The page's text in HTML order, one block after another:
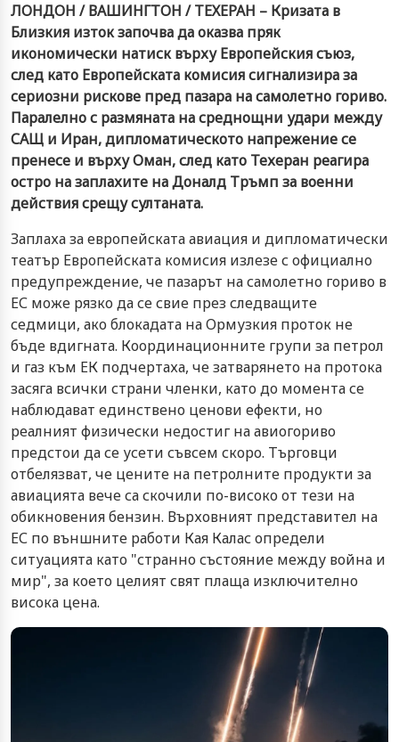
ЛОНДОН / ВАШИНГТОН / ТЕХЕРАН – Кризата в
Близкия изток започва да оказва пряк
икономически натиск върху Европейския съюз,
след като Европейската комисия сигнализира за
сериозни рискове пред пазара на самолетно гориво.
Паралелно с размяната на среднощни удари между
САЩ и Иран, дипломатическото напрежение се
пренесе и върху Оман, след като Техеран реагира
остро на заплахите на Доналд Тръмп за военни
действия срещу султаната.
Заплаха за европейската авиация и дипломатически
театър Европейската комисия излезе с официално
предупреждение, че пазарът на самолетно гориво в
ЕС може рязко да се свие през следващите
седмици, ако блокадата на Ормузкия проток не
бъде вдигната. Координационните групи за петрол
и газ към ЕК подчертаха, че затварянето на протока
засяга всички страни членки, като до момента се
наблюдават единствено ценови ефекти, но
реалният физически недостиг на авиогориво
предстои да се усети съвсем скоро. Търговци
отбелязват, че цените на петролните продукти за
авиацията вече са скочили по-високо от тези на
обикновения бензин. Върховният представител на
ЕС по външните работи Кая Калас определи
ситуацията като "странно състояние между война и
мир", за което целият свят плаща изключително
висока цена.